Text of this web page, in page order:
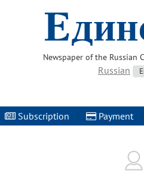
Newspaper of the Russian
Russian
Subscription | Payment |